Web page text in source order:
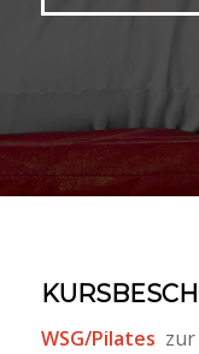
WSG/Pilates